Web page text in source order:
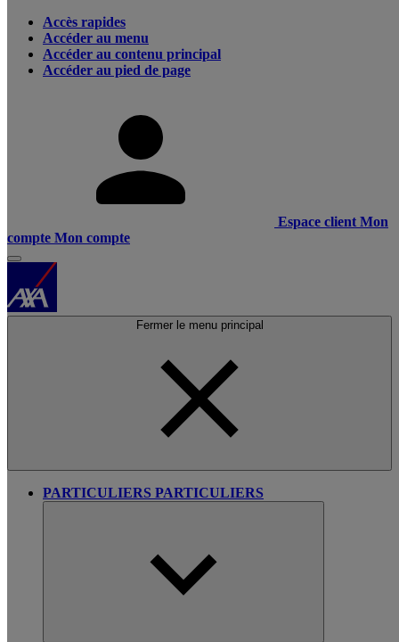
Accès rapides
Accéder au menu
Accéder au contenu principal
Accéder au pied de page
Espace client Mon
compte Mon compte
Fermer le menu principal
PARTICULIERS PARTICULIERS